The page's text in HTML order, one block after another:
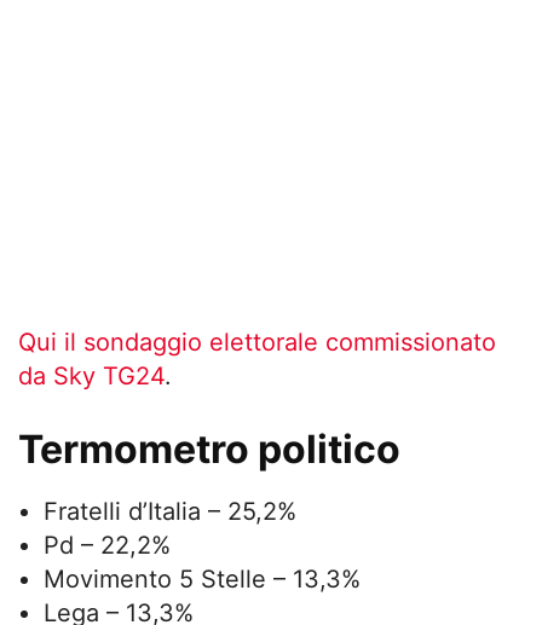
Qui il sondaggio elettorale commissionato
da Sky TG24.
Termometro politico
Fratelli d’Italia – 25,2%
Pd – 22,2%
Movimento 5 Stelle – 13,3%
Lega – 13,3%